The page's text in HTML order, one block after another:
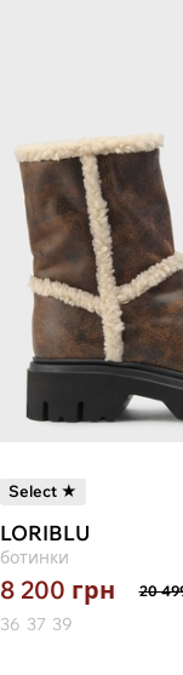
Select ★
LORIBLU
ботинки
8 200 грн 20
36 37 39